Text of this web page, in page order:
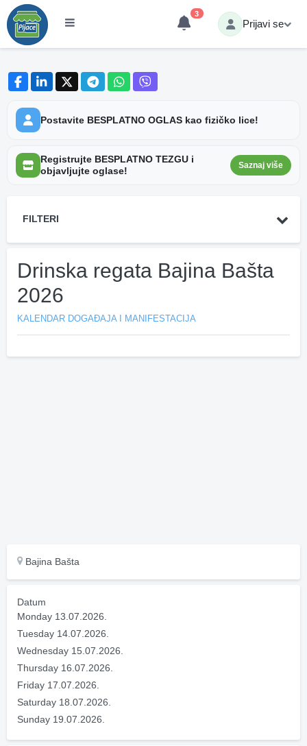
3
Prijavi se
Postavite BESPLATNO OGLAS kao fizičko lice!
Registrujte BESPLATNO TEZGU i
objavljujte oglase!
Saznaj više
FILTERI
Drinska regata Bajina Bašta
2026
KALENDAR DOGAĐAJA I MANIFESTACIJA
Bajina Bašta
Datum
Monday 13.07.2026.
Tuesday 14.07.2026.
Wednesday 15.07.2026.
Thursday 16.07.2026.
Friday 17.07.2026.
Saturday 18.07.2026.
Sunday 19.07.2026.